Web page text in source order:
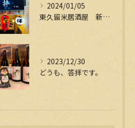
2024/01/05
東久留米居酒屋 新年会受付中
2023/12/30
どうも、答拝です。